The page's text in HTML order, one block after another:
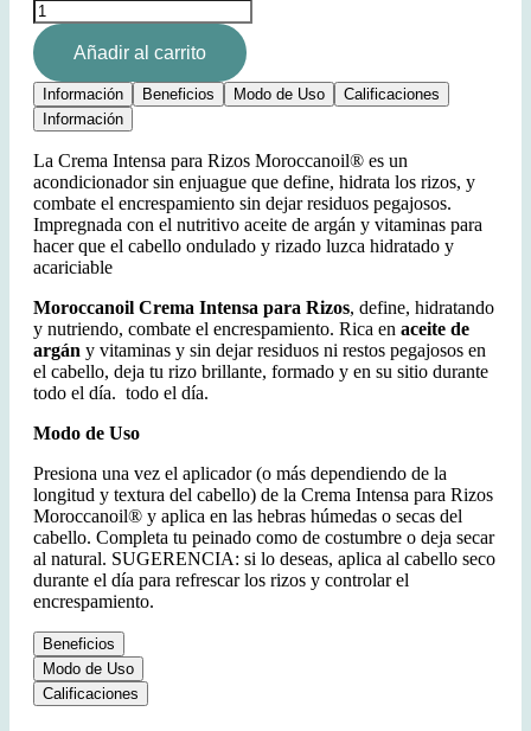
Añadir al carrito
Información Beneficios Modo de Uso
Calificaciones
Información
La Crema Intensa para Rizos Moroccanoil® es un
acondicionador sin enjuague que define, hidrata los rizos, y
combate el encrespamiento sin dejar residuos pegajosos.
Impregnada con el nutritivo aceite de argán y vitaminas para
hacer que el cabello ondulado y rizado luzca hidratado y
acariciable
Moroccanoil Crema Intensa para Rizos, define, hidratando
y nutriendo, combate el encrespamiento. Rica en aceite de
argán y vitaminas y sin dejar residuos ni restos pegajosos en
el cabello, deja tu rizo brillante, formado y en su sitio durante
todo el día. todo el día.
Modo de Uso
Presiona una vez el aplicador (o más dependiendo de la
longitud y textura del cabello) de la Crema Intensa para Rizos
Moroccanoil® y aplica en las hebras húmedas o secas del
cabello. Completa tu peinado como de costumbre o deja secar
al natural. SUGERENCIA: si lo deseas, aplica al cabello seco
durante el día para refrescar los rizos y controlar el
encrespamiento.
Beneficios
Modo de Uso
Calificaciones